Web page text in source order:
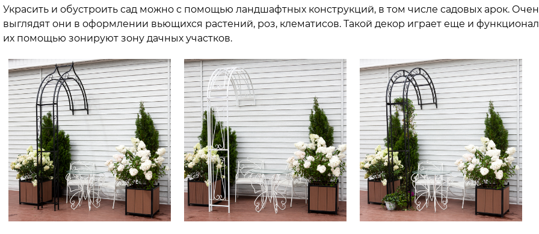
Украсить и обустроить сад можно с помощью ландшафтных конструкций, в том числе садовых арок.
выглядят они в оформлении вьющихся растений, роз, клематисов. Такой декор играет еще и
их помощью зонируют зону дачных участков.